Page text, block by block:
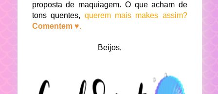
proposta de maquiagem. O que acham de
tons quentes, querem mais makes assim?
Comentem ♥.
Beijos,